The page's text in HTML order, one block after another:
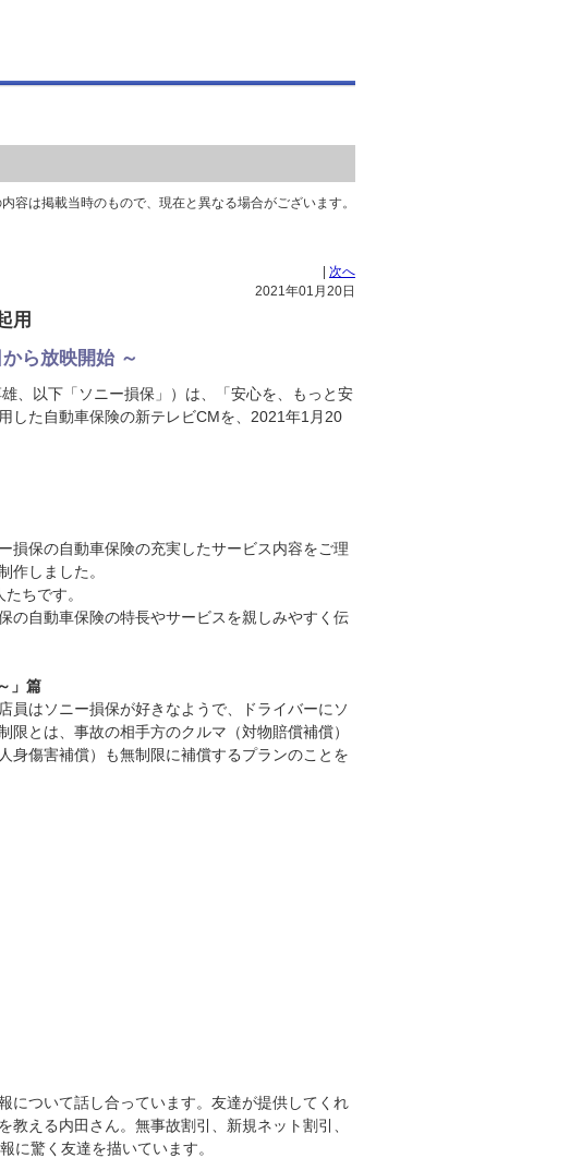
内容は掲載当時のもので、現在と異なる場合がございます。
次へ
2021年01月20日
用
ら放映開始 ～
、以下「ソニー損保」）は、「安心を、もっと安
した自動車保険の新テレビCMを、2021年1月20
損保の自動車保険の充実したサービス内容をご理
作しました。
ちです。
の自動車保険の特長やサービスを親しみやすく伝
」篇
員はソニー損保が好きなようで、ドライバーにソ
とは、事故の相手方のクルマ（対物賠償補償）
身傷害補償）も無制限に補償するプランのことを
について話し合っています。友達が提供してくれ
える内田さん。無事故割引、新規ネット割引、
に驚く友達を描いています。